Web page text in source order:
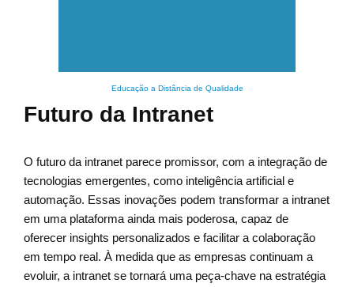
Educação a Distância de Qualidade
Futuro da Intranet
O futuro da intranet parece promissor, com a integração de
tecnologias emergentes, como inteligência artificial e
automação. Essas inovações podem transformar a intranet
em uma plataforma ainda mais poderosa, capaz de
oferecer insights personalizados e facilitar a colaboração
em tempo real. À medida que as empresas continuam a
evoluir, a intranet se tornará uma peça-chave na estratégia